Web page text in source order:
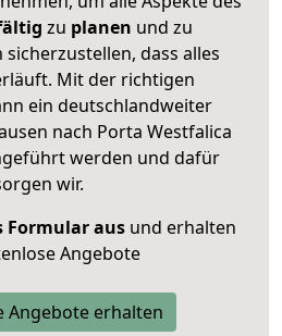
zu planen und zu
sicherzustellen, dass alles
Mit der richtigen
ein deutschlandweiter
nach Porta Westfalica
werden und dafür
wir.
Formular ausund erhalten
Angebote
Angebote erhalten